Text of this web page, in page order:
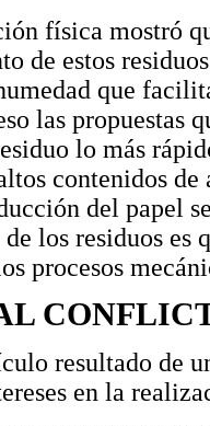
física mostró
de estos
que
las propuestas
lo más
contenidos
del papel
los residuos es
procesos
resultado de
en la